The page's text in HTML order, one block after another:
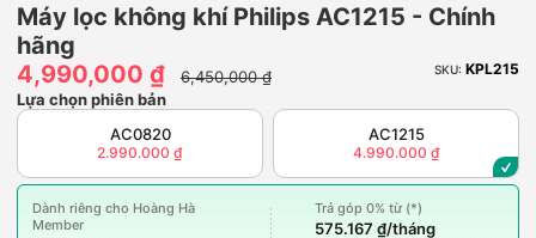
Máy lọc không khí Philips AC1215 - Chính
hãng
4,990,000 ₫
6,450,000 ₫ SKU: KPL215
Lựa chọn phiên bản
AC0820
2.990.000 ₫
AC1215
4.990.000 ₫
Dành riêng cho Hoàng Hà
Member
Trả góp 0% từ (*)
575.167 ₫/tháng